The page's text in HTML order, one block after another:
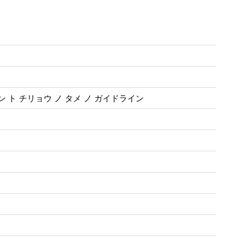
ト チリョウ ノ タメ ノ ガイドライン